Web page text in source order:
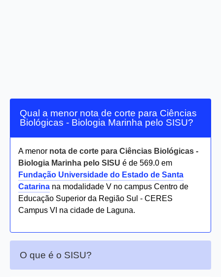
Qual a menor nota de corte para Ciências
Biológicas - Biologia Marinha pelo SISU?
A menor nota de corte para Ciências Biológicas -
Biologia Marinha pelo SISU é de 569.0 em
Fundação Universidade do Estado de Santa
Catarina na modalidade V no campus Centro de
Educação Superior da Região Sul - CERES
Campus VI na cidade de Laguna.
O que é o SISU?